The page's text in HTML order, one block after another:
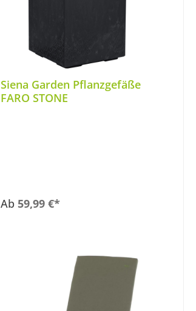
Siena Garden Pflanzgefäße
FARO STONE
Ab 59,99 €*